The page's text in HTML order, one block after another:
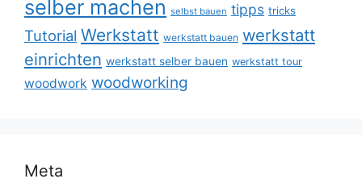
selber machen selbst bauen tipps tricks
Tutorial Werkstatt werkstatt bauen werkstatt
einrichten werkstatt selber bauen werkstatt tour
woodwork woodworking
Meta